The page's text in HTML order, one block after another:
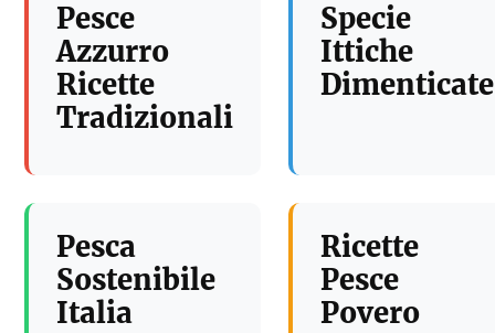
Pesce
Azzurro
Ricette
Tradizionali
Specie
Ittiche
Dimenticate
Pesca
Sostenibile
Italia
Ricette
Pesce
Povero